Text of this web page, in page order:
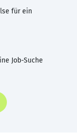
für ein
Job-Suche